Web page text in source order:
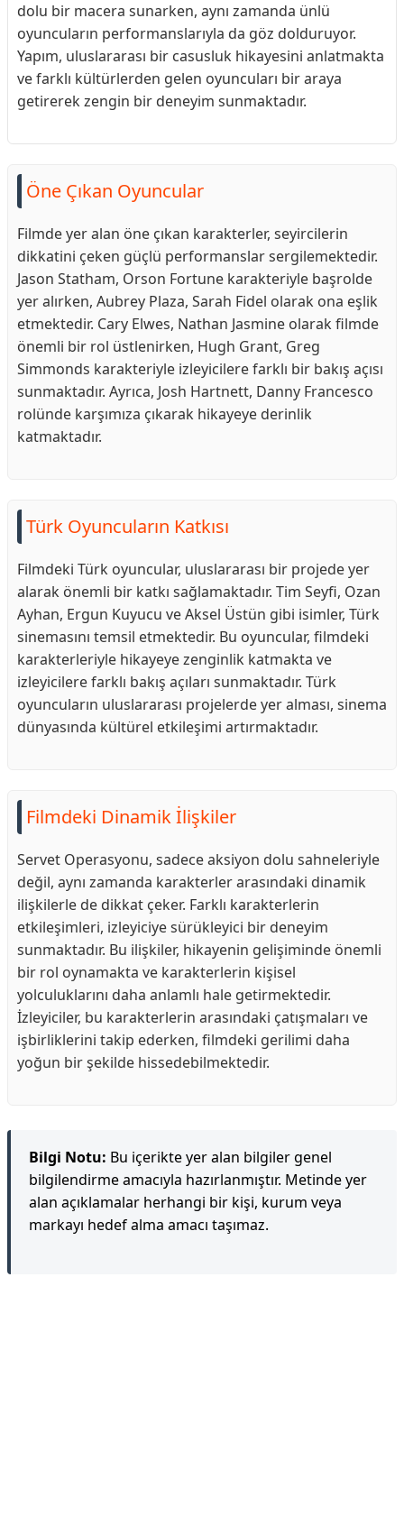
dolu bir macera sunarken, aynı zamanda ünlü
oyuncuların performanslarıyla da göz dolduruyor.
Yapım, uluslararası bir casusluk hikayesini anlatmakta
ve farklı kültürlerden gelen oyuncuları bir araya
getirerek zengin bir deneyim sunmaktadır.
Öne Çıkan Oyuncular
Filmde yer alan öne çıkan karakterler, seyircilerin
dikkatini çeken güçlü performanslar sergilemektedir.
Jason Statham, Orson Fortune karakteriyle başrolde
yer alırken, Aubrey Plaza, Sarah Fidel olarak ona eşlik
etmektedir. Cary Elwes, Nathan Jasmine olarak filmde
önemli bir rol üstlenirken, Hugh Grant, Greg
Simmonds karakteriyle izleyicilere farklı bir bakış açısı
sunmaktadır. Ayrıca, Josh Hartnett, Danny Francesco
rolünde karşımıza çıkarak hikayeye derinlik
katmaktadır.
Türk Oyuncuların Katkısı
Filmdeki Türk oyuncular, uluslararası bir projede yer
alarak önemli bir katkı sağlamaktadır. Tim Seyfi, Ozan
Ayhan, Ergun Kuyucu ve Aksel Üstün gibi isimler, Türk
sinemasını temsil etmektedir. Bu oyuncular, filmdeki
karakterleriyle hikayeye zenginlik katmakta ve
izleyicilere farklı bakış açıları sunmaktadır. Türk
oyuncuların uluslararası projelerde yer alması, sinema
dünyasında kültürel etkileşimi artırmaktadır.
Filmdeki Dinamik İlişkiler
Servet Operasyonu, sadece aksiyon dolu sahneleriyle
değil, aynı zamanda karakterler arasındaki dinamik
ilişkilerle de dikkat çeker. Farklı karakterlerin
etkileşimleri, izleyiciye sürükleyici bir deneyim
sunmaktadır. Bu ilişkiler, hikayenin gelişiminde önemli
bir rol oynamakta ve karakterlerin kişisel
yolculuklarını daha anlamlı hale getirmektedir.
İzleyiciler, bu karakterlerin arasındaki çatışmaları ve
işbirliklerini takip ederken, filmdeki gerilimi daha
yoğun bir şekilde hissedebilmektedir.
Bilgi Notu: Bu içerikte yer alan bilgiler genel
bilgilendirme amacıyla hazırlanmıştır. Metinde yer
alan açıklamalar herhangi bir kişi, kurum veya
markayı hedef alma amacı taşımaz.